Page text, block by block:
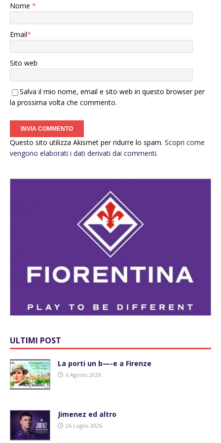
Nome *
Email*
Sito web
Salva il mio nome, email e sito web in questo browser per
la prossima volta che commento.
Questo sito utilizza Akismet per ridurre lo spam. Scopri come
vengono elaborati i dati derivati dai commenti.
ULTIMI POST
La porti un b—-e a Firenze
6 Agosto 2026
Jimenez ed altro
26 Luglio 2026